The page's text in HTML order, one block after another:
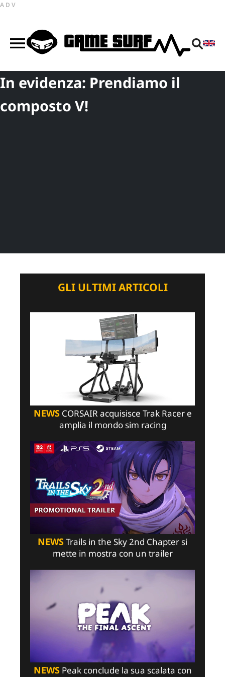
ADV
In evidenza: Prendiamo il
composto V!
GLI ULTIMI ARTICOLI
NEWSCORSAIR acquisisce Trak Racer e
amplia il mondo sim racing
NEWSTrails in the Sky 2nd Chapter si
mette in mostra con un trailer
NEWSPeak conclude la sua scalata con